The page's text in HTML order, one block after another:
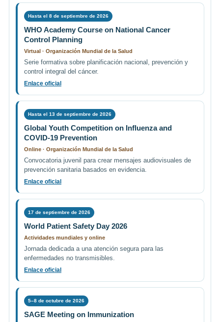
Hasta el 8 de septiembre de 2026
WHO Academy Course on National Cancer
Control Planning
Virtual · Organización Mundial de la Salud
Serie formativa sobre planificación nacional, prevención y
control integral del cáncer.
Enlace oficial
Hasta el 13 de septiembre de 2026
Global Youth Competition on Influenza and
COVID-19 Prevention
Online · Organización Mundial de la Salud
Convocatoria juvenil para crear mensajes audiovisuales de
prevención sanitaria basados en evidencia.
Enlace oficial
17 de septiembre de 2026
World Patient Safety Day 2026
Actividades mundiales y online
Jornada dedicada a una atención segura para las
enfermedades no transmisibles.
Enlace oficial
5–8 de octubre de 2026
SAGE Meeting on Immunization